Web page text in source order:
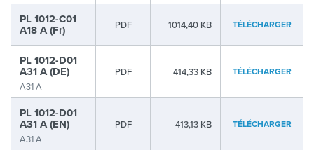
PL 1012-C01
A18 A (Fr) PDF 1014,40 KB TÉLÉCHARGER
PL 1012-D01
A31 A (DE)
A31 A
PDF 414,33 KB TÉLÉCHARGER
PL 1012-D01
A31 A (EN)
A31 A
PDF 413,13 KB TÉLÉCHARGER